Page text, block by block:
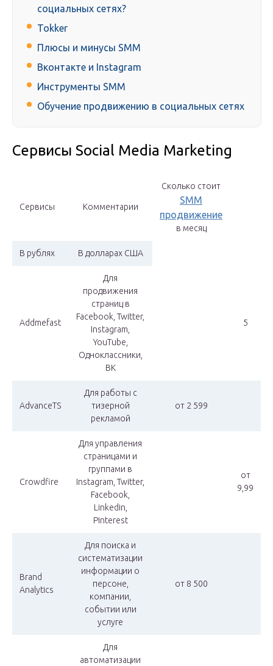
социальных сетях?
Tokker
Плюсы и минусы SMM
Вконтакте и Instagram
Инструменты SMM
Обучение продвижению в социальных сетях
Сервисы Social Media Marketing
Сервисы Комментарии
Сколько стоит
SMM
продвижение
в месяц
В рублях В долларах США
Addmefast
Для
продвижения
страниц в
Facebook, Twitter,
Instagram,
YouTube,
Одноклассники,
ВК
5
AdvanceTS
Для работы с
тизерной
рекламой
от 2 599
Crowdfire
Для управления
страницами и
группами в
Instagram, Twitter,
Facebook,
Linkedin,
Pinterest
от
9,99
Brand
Analytics
Для поиска и
систематизации
информации о
персоне,
компании,
событии или
услуге
от 8 500
Для
автоматизации